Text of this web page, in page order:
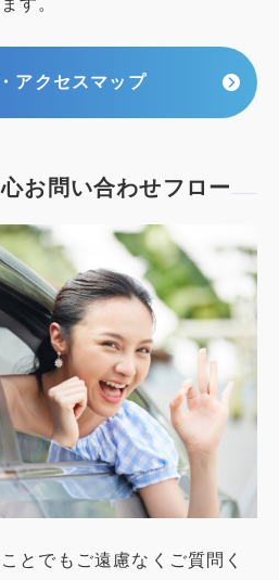
アクセスマップ
お問い合わせフロー
とでもご遠慮なくご質問く